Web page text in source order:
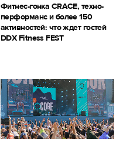
Фитнес-гонка CRACE, техно-
перформанс и более 150
активностей: что ждет гостей
DDX Fitness FEST